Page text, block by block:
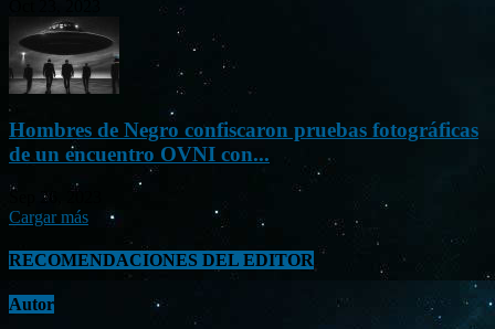
Hombres de Negro confiscaron pruebas fotográficas
de un encuentro OVNI con...
Sep 26, 2023
Cargar más
RECOMENDACIONES DEL EDITOR
Autor